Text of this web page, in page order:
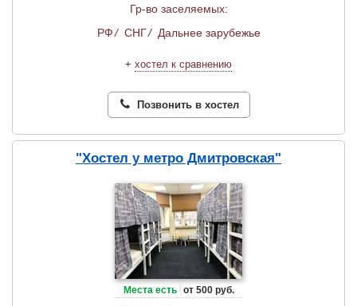
Гр-во заселяемых:
РФ/ СНГ/ Дальнее зарубежье
+ хостел к сравнению
Позвонить в хостел
"Хостел у метро Дмитровская"
Места есть от 500 руб.